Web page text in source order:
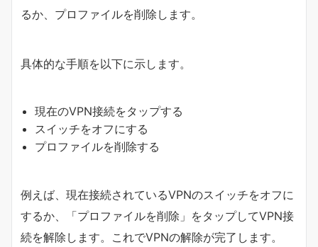
るか、プロファイルを削除します。
具体的な手順を以下に示します。
現在のVPN接続をタップする
スイッチをオフにする
プロファイルを削除する
例えば、現在接続されているVPNのスイッチをオフに
するか、「プロファイルを削除」をタップしてVPN接
続を解除します。これでVPNの解除が完了します。